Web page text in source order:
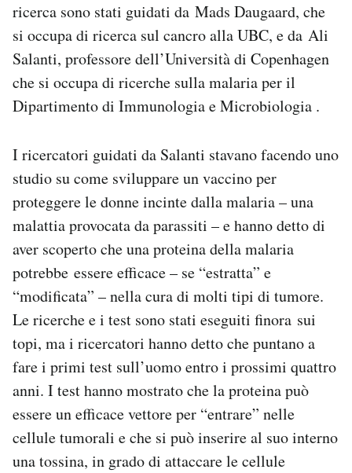
Hai bisogno di aiuto?
ricerca sono stati guidati da Mads Daugaard, che
si occupa di ricerca sul cancro alla UBC, e da Ali
Salanti, professore dell’Università di Copenhagen
che si occupa di ricerche sulla malaria per il
Dipartimento di Immunologia e Microbiologia .
I ricercatori guidati da Salanti stavano facendo uno
studio su come sviluppare un vaccino per
proteggere le donne incinte dalla malaria – una
malattia provocata da parassiti – e hanno detto di
aver scoperto che una proteina della malaria
potrebbe essere efficace – se “estratta” e
“modificata” – nella cura di molti tipi di tumore.
Le ricerche e i test sono stati eseguiti finora sui
topi, ma i ricercatori hanno detto che puntano a
fare i primi test sull’uomo entro i prossimi quattro
anni. I test hanno mostrato che la proteina può
essere un efficace vettore per “entrare” nelle
cellule tumorali e che si può inserire al suo interno
una tossina, in grado di attaccare le cellule